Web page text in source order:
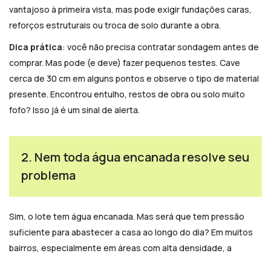
vantajoso à primeira vista, mas pode exigir fundações caras,
reforços estruturais ou troca de solo durante a obra.
Dica prática: você não precisa contratar sondagem antes de
comprar. Mas pode (e deve) fazer pequenos testes. Cave
cerca de 30 cm em alguns pontos e observe o tipo de material
presente. Encontrou entulho, restos de obra ou solo muito
fofo? Isso já é um sinal de alerta.
2. Nem toda água encanada resolve seu
problema
Sim, o lote tem água encanada. Mas será que tem pressão
suficiente para abastecer a casa ao longo do dia? Em muitos
bairros, especialmente em áreas com alta densidade, a